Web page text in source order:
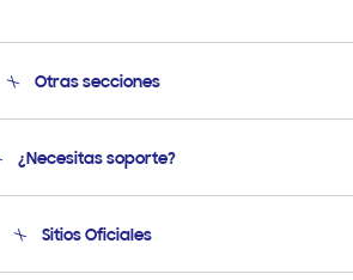
Otras secciones
Soporte
Condiciones de Compra
¿Necesitas soporte?
Soporte vía eMail
Sitios Oficiales